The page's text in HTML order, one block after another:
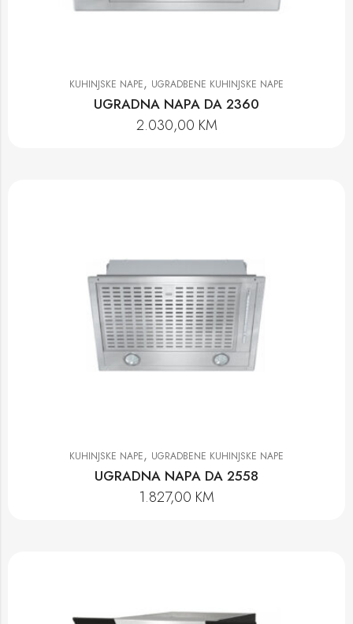
KUHINJSKE NAPE, UGRADBENE KUHINJSKE NAPE
UGRADNA NAPA DA 2360
2.030,00 KM
KUHINJSKE NAPE, UGRADBENE KUHINJSKE NAPE
UGRADNA NAPA DA 2558
1.827,00 KM